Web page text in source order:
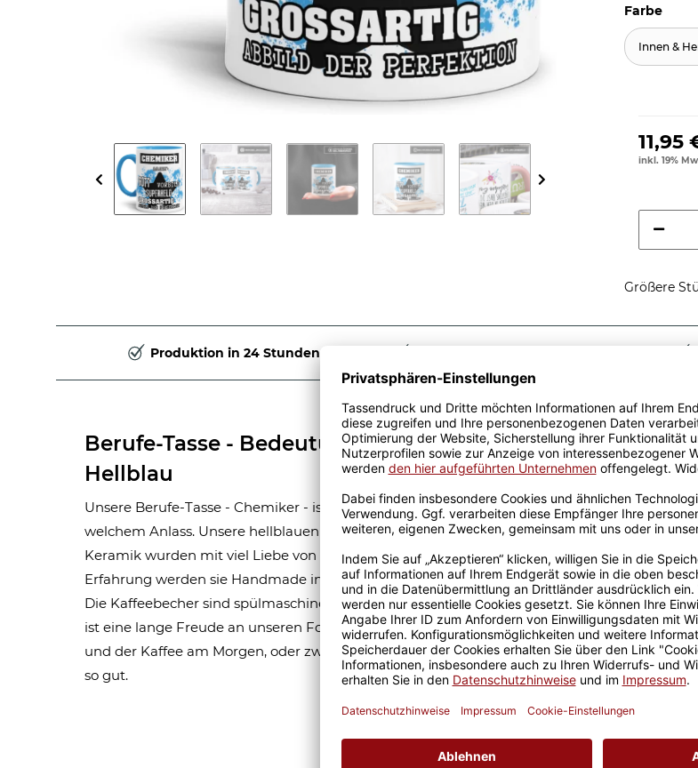
Farbe
Innen &
11,95
inkl. 19%
Größere
Produktion in 24 Stunden
Berufe-Tasse - Bedeutung eines Chemikers -
Hellblau
Unsere Berufe-Tasse - Chemiker - ist eine tolle Geschenkidee, egal zu
welchem Anlass. Unsere hellblauen Berufe-Tassen aus hochwertiger
Keramik wurden mit viel Liebe von unserem Grafik-Team designt. Mit viel
Erfahrung werden sie Handmade in unserer eigenen Produktion bedruckt.
Die Kaffeebecher sind spülmaschinen- und mikrowellen geeignet. Somit
ist eine lange Freude an unseren Fototassen und Motivtassen garantiert
und der Kaffee am Morgen, oder zwischendurch, schmeckt gleich nochmal
so gut.
Passende
Tasse